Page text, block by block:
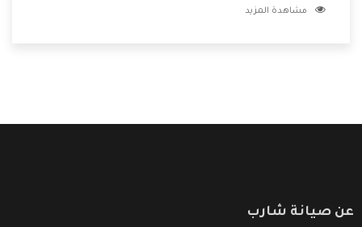
الشركة بها والتى تكون منها خدمة الصيانة التى تكون من أهم
مشاهدة المزيد
عن صيانة شارب